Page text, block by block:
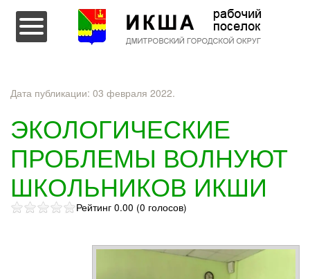
Перейти к содержимому
Дата публикации: 03 февраля 2022.
ЭКОЛОГИЧЕСКИЕ
ПРОБЛЕМЫ ВОЛНУЮТ
ШКОЛЬНИКОВ ИКШИ
Рейтинг 0.00 (0 голосов)